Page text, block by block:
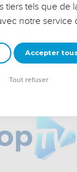
afin que leurs
ou une
tiers tels que de
notre service
Accepter
Tout refuser